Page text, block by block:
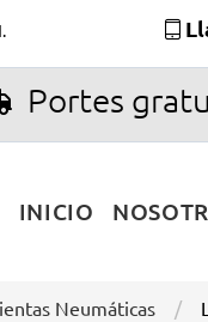
Portes
INICIO
Neumáticas